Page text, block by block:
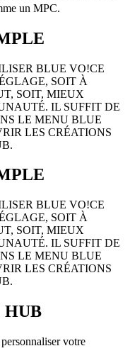
un MPC.
BLUE VO!CE
SOIT À
SOIT, MIEUX
IL SUFFIT DE
LE MENU BLUE
LES CRÉATIONS
BLUE VO!CE
SOIT À
SOIT, MIEUX
IL SUFFIT DE
LE MENU BLUE
LES CRÉATIONS
HUB
votre